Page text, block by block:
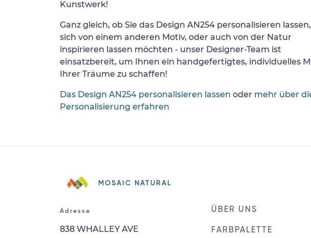
Kunstwerk!
Ganz gleich, ob Sie das Design AN254 personalisieren
sich von einem anderen Motiv, oder auch von der Natur
inspirieren lassen möchten - unser Designer-Team ist
einsatzbereit, um Ihnen ein handgefertigtes, individuelles
Ihrer Träume zu schaffen!
Das Design AN254 personalisieren lassen oder mehr über
Personalisierung erfahren
MOSAIC NATURAL
Adresse
838 WHALLEY AVE
ÜBER UNS
FARBPALETTE